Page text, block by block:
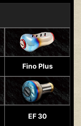
Fino Plus
EF 30